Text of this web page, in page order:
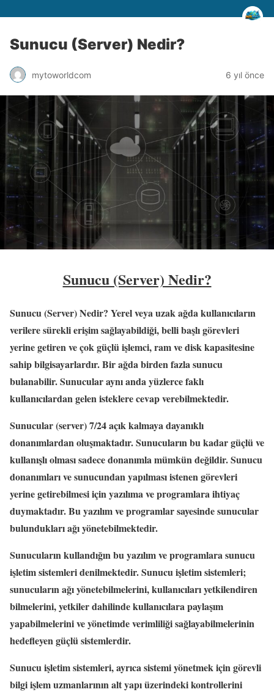
Sunucu (Server) Nedir?
mytoworldcom 6 yıl önce
Sunucu (Server) Nedir?
Sunucu (Server) Nedir? Yerel veya uzak ağda kullanıcıların
verilere sürekli erişim sağlayabildiği, belli başlı görevleri
yerine getiren ve çok güçlü işlemci, ram ve disk kapasitesine
sahip bilgisayarlardır. Bir ağda birden fazla sunucu
bulanabilir. Sunucular aynı anda yüzlerce faklı
kullanıcılardan gelen isteklere cevap verebilmektedir.
Sunucular (server) 7/24 açık kalmaya dayanıklı
donanımlardan oluşmaktadır. Sunucuların bu kadar güçlü ve
kullanışlı olması sadece donanımla mümkün değildir. Sunucu
donanımları ve sunucundan yapılması istenen görevleri
yerine getirebilmesi için yazılıma ve programlara ihtiyaç
duymaktadır. Bu yazılım ve programlar sayesinde sunucular
bulundukları ağı yönetebilmektedir.
Sunucuların kullandığın bu yazılım ve programlara sunucu
işletim sistemleri denilmektedir. Sunucu işletim sistemleri;
sunucuların ağı yönetebilmelerini, kullanıcıları yetkilendiren
bilmelerini, yetkiler dahilinde kullanıcılara paylaşım
yapabilmelerini ve yönetimde verimliliği sağlayabilmelerinin
hedefleyen güçlü sistemlerdir.
Sunucu işletim sistemleri, ayrıca sistemi yönetmek için görevli
bilgi işlem uzmanlarının alt yapı üzerindeki kontrollerini